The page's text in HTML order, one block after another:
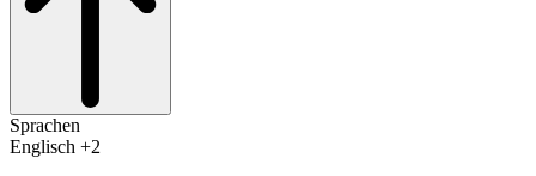
Sprachen
Englisch +2